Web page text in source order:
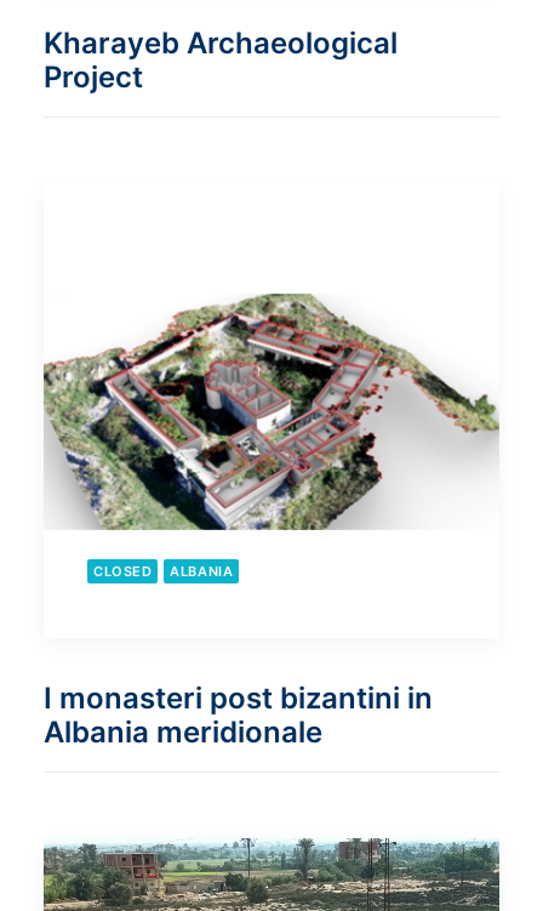
Kharayeb Archaeological
Project
CLOSED ALBANIA
I monasteri post bizantini in
Albania meridionale